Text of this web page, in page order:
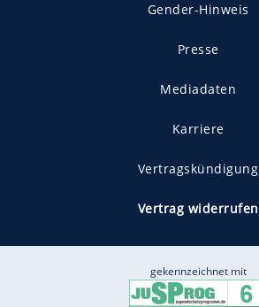
Gender-Hinweis
Presse
Mediadaten
Karriere
Vertragskündigung
Vertrag widerrufen
gekennzeichnet mit